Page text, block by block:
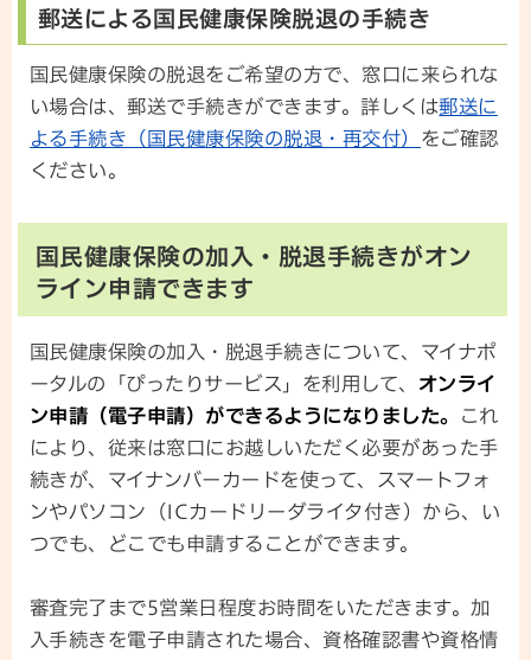
郵送による国民健康保険脱退の手続き
国民健康保険の脱退をご希望の方で、窓口に来られな
い場合は、郵送で手続きができます。詳しくは郵送に
よる手続き（国民健康保険の脱退・再交付） をご確認
ください。
国民健康保険の加入・脱退手続きがオン
ライン申請できます
国民健康保険の加入・脱退手続きについて、マイナポ
ータルの「ぴったりサービス」を利用して、 オンライ
ン申請（電子申請）ができるようになりました。
これ
により、従来は窓口にお越しいただく必要があった手
続きが、マイナンバーカードを使って、スマートフォ
ンやパソコン（ICカードリーダライタ付き）から、い
つでも、どこでも申請することができます。
審査完了まで5営業日程度お時間をいただきます。加
入手続きを電子申請された場合、資格確認書や資格情